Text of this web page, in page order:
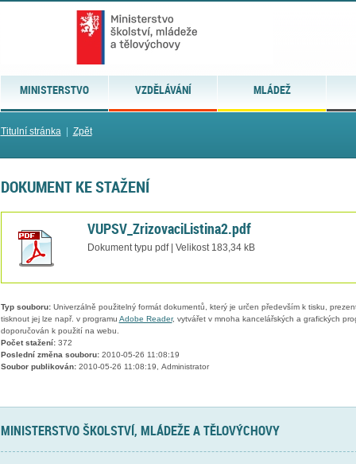
MINISTERSTVO VZDĚLÁVÁNÍ MLÁDEŽ
Titulní stránka| Zpět
DOKUMENT KE STAŽENÍ
VUPSV_ZrizovaciListina2.pdf
Dokument typu pdf | Velikost 183,34 kB
Typ souboru:Univerzálně použitelný formát dokumentů, který je určen především k tisku,
tisknout jej lze např. v programu Adobe Reader, vytvářet v mnoha kancelářských a grafických
doporučován k použití na webu.
Počet stažení:372
Poslední změna souboru:2010-05-26 11:08:19
Soubor publikován:2010-05-26 11:08:19, Administrator
MINISTERSTVO ŠKOLSTVÍ, MLÁDEŽE A TĚLOVÝCHOVY